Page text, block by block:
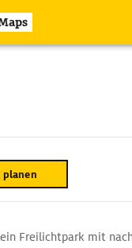
planen
Freilichtpark mit